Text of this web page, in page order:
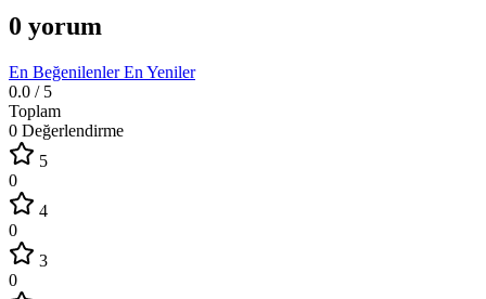
0 yorum
En BeğenilenlerEn Yeniler
0.0 / 5
Toplam
0 Değerlendirme
5
0
4
0
3
0